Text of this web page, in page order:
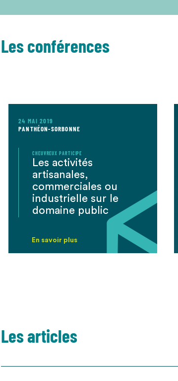
Les conférences
24 MAI 2019
PANTHÉON-SORBONNE
CHEUVREUX PARTICIPE
Les activités
artisanales,
commerciales ou
industrielle sur le
domaine public
En savoir plus
Les articles